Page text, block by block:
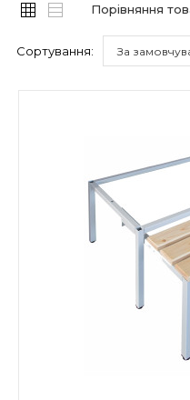
Порівняння
Сортування: За